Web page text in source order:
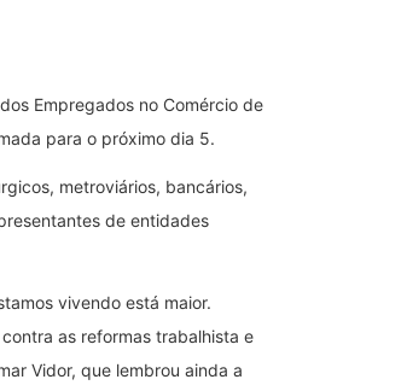
Empregados no Comércio de
para o próximo dia 5.
metroviários, bancários,
de entidades
vivendo está maior.
as reformas trabalhista e
Vidor, que lembrou ainda a